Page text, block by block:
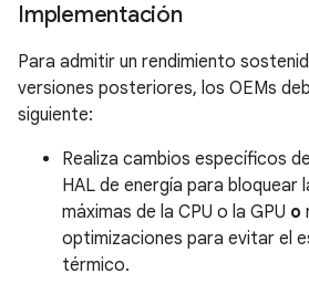
Implementación
Para admitir un rendimiento
versiones posteriores, los OEMs
siguiente:
Realiza cambios específicos
HAL de energía para bloquear
máximas de la CPU o la GPU o
optimizaciones para evitar el
térmico.